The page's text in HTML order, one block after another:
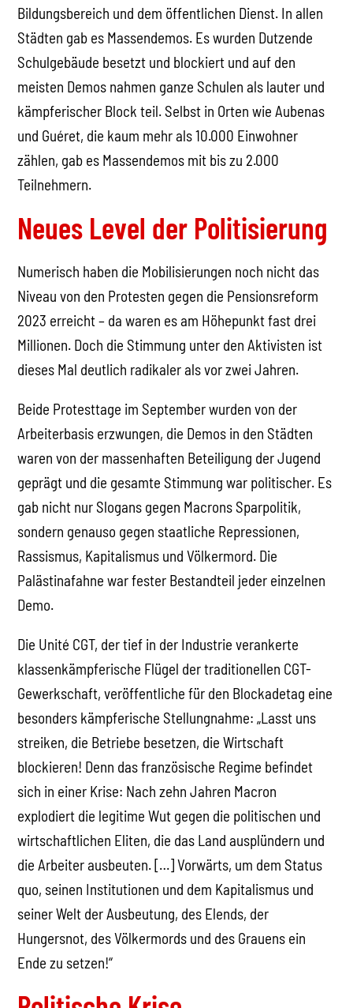
Bildungsbereich und dem öffentlichen Dienst. In allen
Städten gab es Massendemos. Es wurden Dutzende
Schulgebäude besetzt und blockiert und auf den
meisten Demos nahmen ganze Schulen als lauter und
kämpferischer Block teil. Selbst in Orten wie Aubenas
und Guéret, die kaum mehr als 10.000 Einwohner
zählen, gab es Massendemos mit bis zu 2.000
Teilnehmern.
Neues Level der Politisierung
Numerisch haben die Mobilisierungen noch nicht das
Niveau von den Protesten gegen die Pensionsreform
2023 erreicht – da waren es am Höhepunkt fast drei
Millionen. Doch die Stimmung unter den Aktivisten ist
dieses Mal deutlich radikaler als vor zwei Jahren.
Beide Protesttage im September wurden von der
Arbeiterbasis erzwungen, die Demos in den Städten
waren von der massenhaften Beteiligung der Jugend
geprägt und die gesamte Stimmung war politischer. Es
gab nicht nur Slogans gegen Macrons Sparpolitik,
sondern genauso gegen staatliche Repressionen,
Rassismus, Kapitalismus und Völkermord. Die
Palästinafahne war fester Bestandteil jeder einzelnen
Demo.
Die Unité CGT, der tief in der Industrie verankerte
klassenkämpferische Flügel der traditionellen CGT-
Gewerkschaft, veröffentliche für den Blockadetag eine
besonders kämpferische Stellungnahme: „Lasst uns
streiken, die Betriebe besetzen, die Wirtschaft
blockieren! Denn das französische Regime befindet
sich in einer Krise: Nach zehn Jahren Macron
explodiert die legitime Wut gegen die politischen und
wirtschaftlichen Eliten, die das Land ausplündern und
die Arbeiter ausbeuten. […] Vorwärts, um dem Status
quo, seinen Institutionen und dem Kapitalismus und
seiner Welt der Ausbeutung, des Elends, der
Hungersnot, des Völkermords und des Grauens ein
Ende zu setzen!“